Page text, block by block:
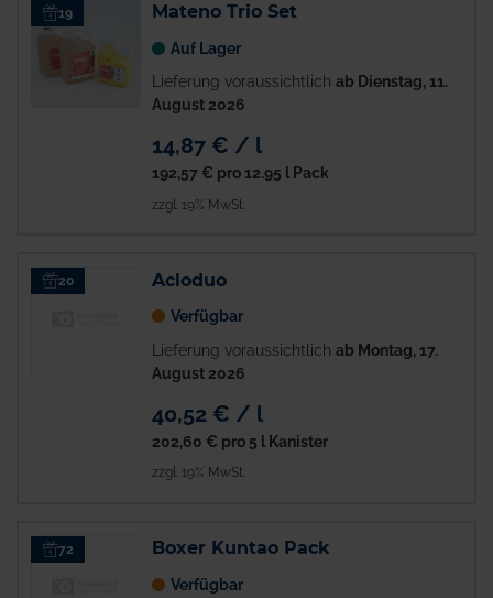
19 Mateno Trio Set
Auf Lager
Lieferung voraussichtlich ab Dienstag, 11.
August 2026
14,87 € / l
192,57 € pro 12.95 l Pack
zzgl. 19% MwSt.
20 Acloduo
Verfügbar
Lieferung voraussichtlich ab Montag, 17.
August 2026
40,52 € / l
202,60 € pro 5 l Kanister
zzgl. 19% MwSt.
72 Boxer Kuntao Pack
Verfügbar